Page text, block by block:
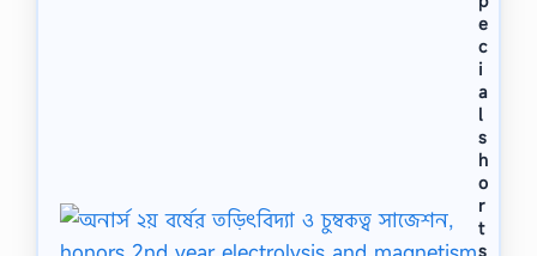
e
c
i
a
l
s
h
o
r
t
s